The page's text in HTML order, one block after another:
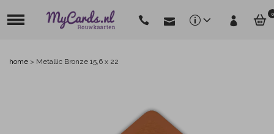
0
home > Metallic Bronze 15,6 x 22